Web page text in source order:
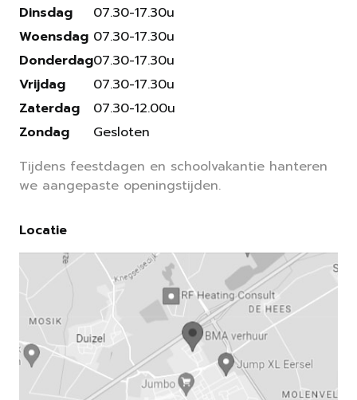
Dinsdag
Woensdag
Donderdag
Vrijdag
Zaterdag
Zondag
07.30-17.30u
07.30-17.30u
07.30-17.30u
07.30-17.30u
07.30-12.00u
Gesloten
Tijdens feestdagen en schoolvakantie hanteren
we aangepaste openingstijden.
Locatie